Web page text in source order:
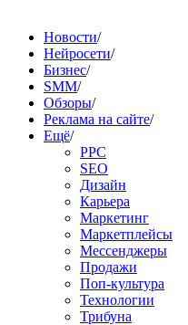
Новости/
Нейросети/
Бизнес/
SMM/
Обзоры/
Реклама на сайте/
Ещё/
PPC
SEO
Дизайн
Карьера
Маркетинг
Маркетплейсы
Мессенджеры
Продажи
Поп-культура
Технологии
Трибуна